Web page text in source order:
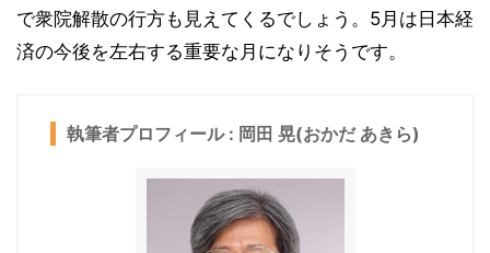
で衆院解散の行方も見えてくるでしょう。5月は日本経
済の今後を左右する重要な月になりそうです。
執筆者プロフィール : 岡田 晃(おかだ あきら)